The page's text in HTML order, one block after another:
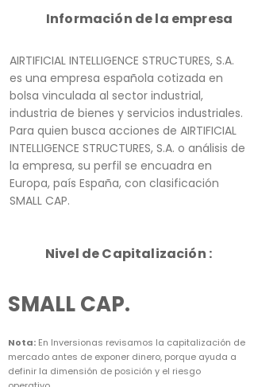
Información de la empresa
AIRTIFICIAL INTELLIGENCE STRUCTURES, S.A.
es una empresa española cotizada en
bolsa vinculada al sector industrial,
industria de bienes y servicios industriales.
Para quien busca acciones de AIRTIFICIAL
INTELLIGENCE STRUCTURES, S.A. o análisis de
la empresa, su perfil se encuadra en
Europa, país España, con clasificación
SMALL CAP.
Nivel de Capitalización :
SMALL CAP.
Nota: En Inversionas revisamos la capitalización de
mercado antes de exponer dinero, porque ayuda a
definir la dimensión de posición y el riesgo